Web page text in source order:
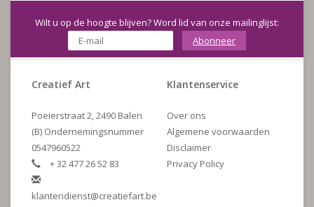
Wilt u op de hoogte blijven? Word lid van onze mailinglijst:
Abonneer
Creatief Art
Poeierstraat 2, 2490 Balen
(B) Ondernemingsnummer
0547960522
+ 32 477 26 52 83
klantendienst@creatiefart.be
Klantenservice
Over ons
Algemene voorwaarden
Disclaimer
Privacy Policy